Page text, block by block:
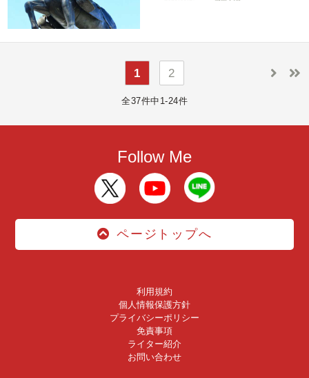
1 2
全37件中1-24件
Follow Me
ページトップへ
利用規約
個人情報保護方針
プライバシーポリシー
免責事項
ライター紹介
お問い合わせ